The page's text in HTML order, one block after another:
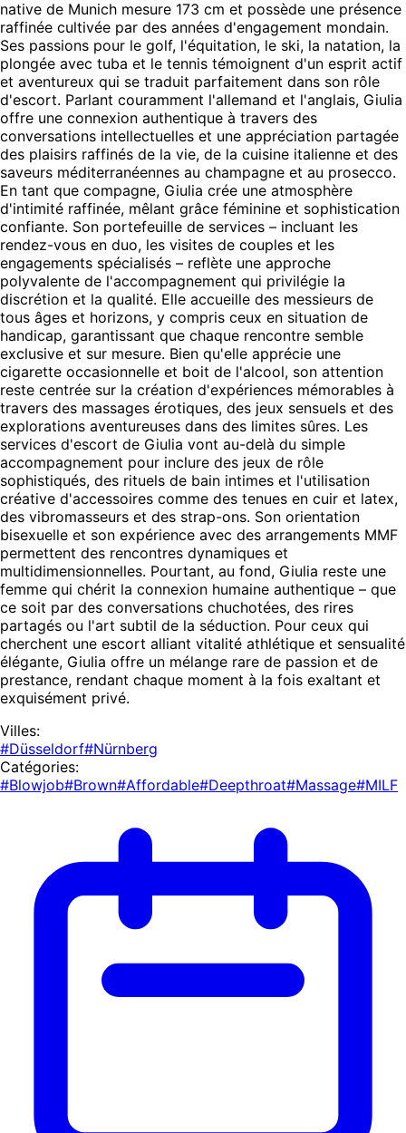
native de Munich mesure 173 cm et possède une présence
raffinée cultivée par des années d'engagement mondain.
Ses passions pour le golf, l'équitation, le ski, la natation, la
plongée avec tuba et le tennis témoignent d'un esprit actif
et aventureux qui se traduit parfaitement dans son rôle
d'escort. Parlant couramment l'allemand et l'anglais, Giulia
offre une connexion authentique à travers des
conversations intellectuelles et une appréciation partagée
des plaisirs raffinés de la vie, de la cuisine italienne et des
saveurs méditerranéennes au champagne et au prosecco.
En tant que compagne, Giulia crée une atmosphère
d'intimité raffinée, mêlant grâce féminine et sophistication
confiante. Son portefeuille de services – incluant les
rendez-vous en duo, les visites de couples et les
engagements spécialisés – reflète une approche
polyvalente de l'accompagnement qui privilégie la
discrétion et la qualité. Elle accueille des messieurs de
tous âges et horizons, y compris ceux en situation de
handicap, garantissant que chaque rencontre semble
exclusive et sur mesure. Bien qu'elle apprécie une
cigarette occasionnelle et boit de l'alcool, son attention
reste centrée sur la création d'expériences mémorables à
travers des massages érotiques, des jeux sensuels et des
explorations aventureuses dans des limites sûres. Les
services d'escort de Giulia vont au-delà du simple
accompagnement pour inclure des jeux de rôle
sophistiqués, des rituels de bain intimes et l'utilisation
créative d'accessoires comme des tenues en cuir et latex,
des vibromasseurs et des strap-ons. Son orientation
bisexuelle et son expérience avec des arrangements MMF
permettent des rencontres dynamiques et
multidimensionnelles. Pourtant, au fond, Giulia reste une
femme qui chérit la connexion humaine authentique – que
ce soit par des conversations chuchotées, des rires
partagés ou l'art subtil de la séduction. Pour ceux qui
cherchent une escort alliant vitalité athlétique et sensualité
élégante, Giulia offre un mélange rare de passion et de
prestance, rendant chaque moment à la fois exaltant et
exquisément privé.
Villes:
#Düsseldorf#Nürnberg
Catégories:
#Blowjob#Brown#Affordable#Deepthroat#Massage#MILF